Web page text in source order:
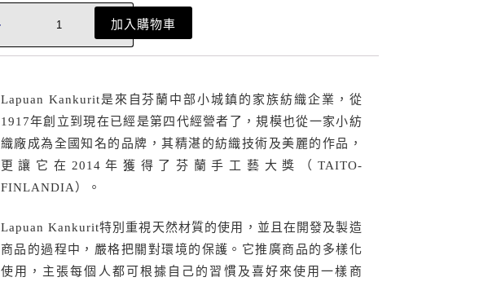
加入購物車
Lapuan Kankurit是來自芬蘭中部小城鎮的家族紡織企業，從
1917年創立到現在已經是第四代經營者了，規模也從一家小紡
織廠成為全國知名的品牌，其精湛的紡織技術及美麗的作品，
更讓它在2014年獲得了芬蘭手工藝大獎（TAITO-
FINLANDIA）。
Lapuan Kankurit特別重視天然材質的使用，並且在開發及製造
商品的過程中，嚴格把關對環境的保護。它推廣商品的多樣化
使用，主張每個人都可根據自己的習慣及喜好來使用一樣商